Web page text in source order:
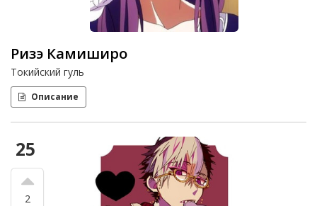
Ризэ Камиширо
Токийский гуль
Описание
25
2